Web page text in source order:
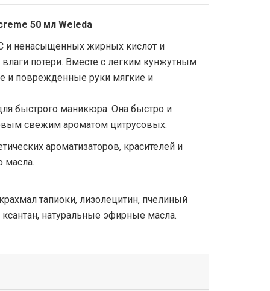
50 мл Weleda
и ненасыщенных жирных кислот и
потери. Вместе с легким кунжутным
и поврежденные руки мягкие и
быстрого маникюра. Она быстро и
свежим ароматом цитрусовых.
ароматизаторов, красителей и
масла.
тапиоки, лизолецитин, пчелиный
натуральные эфирные масла.